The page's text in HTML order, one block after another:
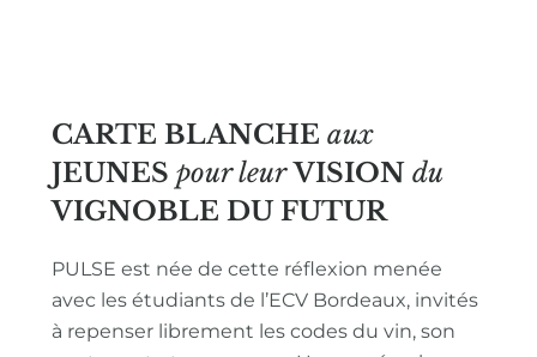
CARTE BLANCHE aux
JEUNES pour leur VISION du
VIGNOBLE DU FUTUR
PULSE est née de cette réflexion menée
avec les étudiants de l’ECV Bordeaux, invités
à repenser librement les codes du vin, son